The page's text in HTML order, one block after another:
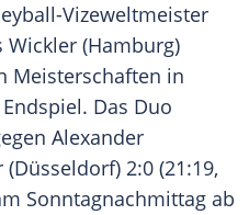
Vizeweltmeister
Wickler (Hamburg)
Meisterschaften in
Endspiel. Das Duo
Alexander
(Düsseldorf) 2:0 (21:19,
Sonntagnachmittag ab